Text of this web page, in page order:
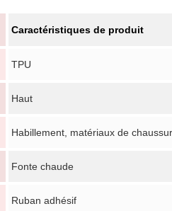
Caractéristiques de produit
TPU
Haut
Habillement, matériaux de
Fonte chaude
Ruban adhésif